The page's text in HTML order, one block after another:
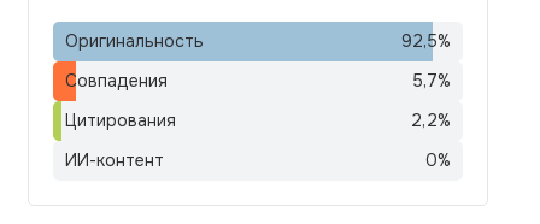
Оригинальность 92,5%
Совпадения
5,7%
Цитирования
2,2%
ИИ-контент
0%